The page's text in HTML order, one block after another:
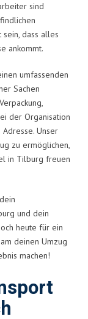
sind
dass alles
ankommt.
umfassenden
Sachen
der Organisation
Unser
zu ermöglichen,
in Tilburg freuen
und dein
heute für ein
deinen Umzug
machen!